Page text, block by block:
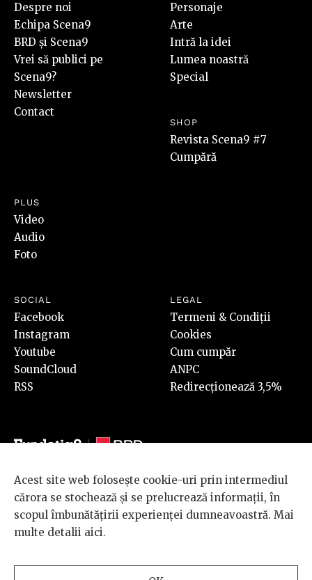
Despre noi
Echipa Scena9
BRD și Scena9
Vrei să publici pe
Scena9?
Newsletter
Contact
Personaje
Arte
Intră la idei
Lumea noastră
Special
SHOP
Revista Scena9 #7
Cumpără
PLUS
Video
Audio
Foto
SOCIAL
Facebook
Instagram
Youtube
SoundCloud
RSS
LEGAL
Termeni & Condiții
Cookies
Cum cumpăr
ANPC
Redirecționează 3,5%
© 2026 BRD Groupe Société Générale, toate drepturile rezervate.
Scena 9 este un proiect sustinut de
BRD GROUPE SOCIÉTÉ
GÉNÉRALE
Acest site web folosește cookie-uri prin intermediul
cărora se stochează și se prelucrează informații, în
scopul îmbunătățirii experienței dumneavoastră. Mai
multe detalii aici.